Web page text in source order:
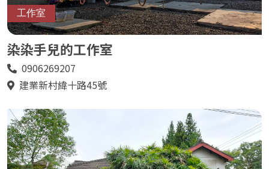
工作室
染染手兒的工作室
電0906269207
地建業新村緯十路45號